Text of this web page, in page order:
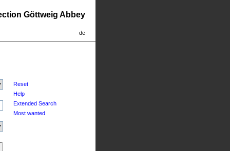
Göttweig Abbey
de
Reset
Help
Extended Search
Most wanted